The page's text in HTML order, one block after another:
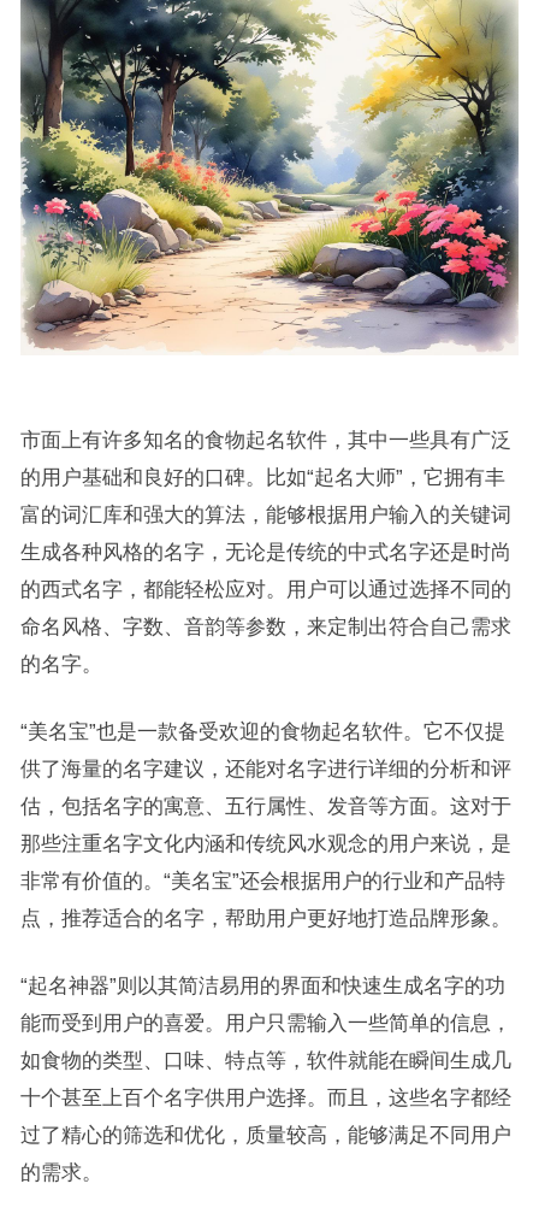
市面上有许多知名的食物起名软件，其中一些具有广泛
的用户基础和良好的口碑。比如“起名大师”，它拥有丰
富的词汇库和强大的算法，能够根据用户输入的关键词
生成各种风格的名字，无论是传统的中式名字还是时尚
的西式名字，都能轻松应对。用户可以通过选择不同的
命名风格、字数、音韵等参数，来定制出符合自己需求
的名字。
“美名宝”也是一款备受欢迎的食物起名软件。它不仅提
供了海量的名字建议，还能对名字进行详细的分析和评
估，包括名字的寓意、五行属性、发音等方面。这对于
那些注重名字文化内涵和传统风水观念的用户来说，是
非常有价值的。“美名宝”还会根据用户的行业和产品特
点，推荐适合的名字，帮助用户更好地打造品牌形象。
“起名神器”则以其简洁易用的界面和快速生成名字的功
能而受到用户的喜爱。用户只需输入一些简单的信息，
如食物的类型、口味、特点等，软件就能在瞬间生成几
十个甚至上百个名字供用户选择。而且，这些名字都经
过了精心的筛选和优化，质量较高，能够满足不同用户
的需求。